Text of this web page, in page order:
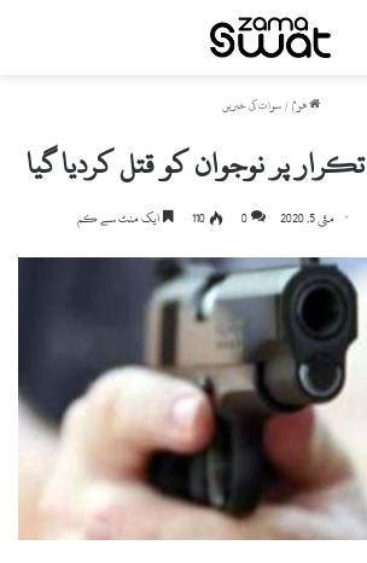
ھوم / سوات کی خبریں
پر نوجوان کو قتل کردیا گیا
Send
email
مئی 5, 2020 0
110 ایک منٹ سے کم